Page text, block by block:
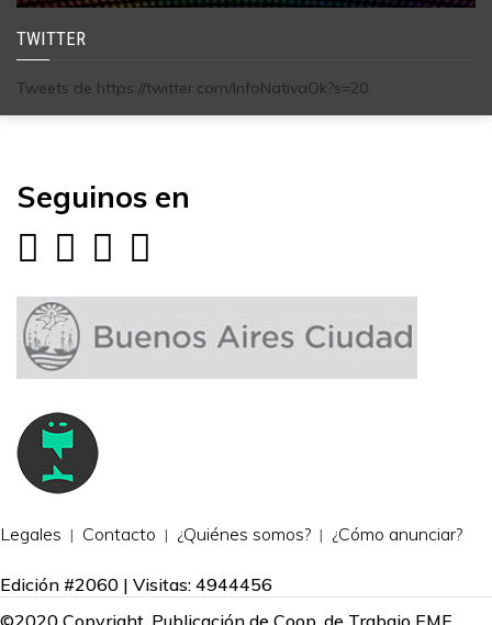
TWITTER
Tweets de https://twitter.com/InfoNativaOk?s=20
Seguinos en
Legales Contacto ¿Quiénes somos? ¿Cómo anunciar?
Edición #2060 | Visitas: 4944456
©2020 Copyright. Publicación de Coop. de Trabajo EME